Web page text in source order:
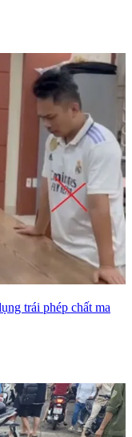
trái phép chất ma